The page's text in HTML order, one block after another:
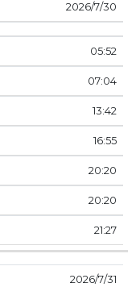
30‏‏/7‏‏/2026
05:52
07:04
13:42
16:55
20:20
20:20
21:27
31‏‏/7‏‏/2026